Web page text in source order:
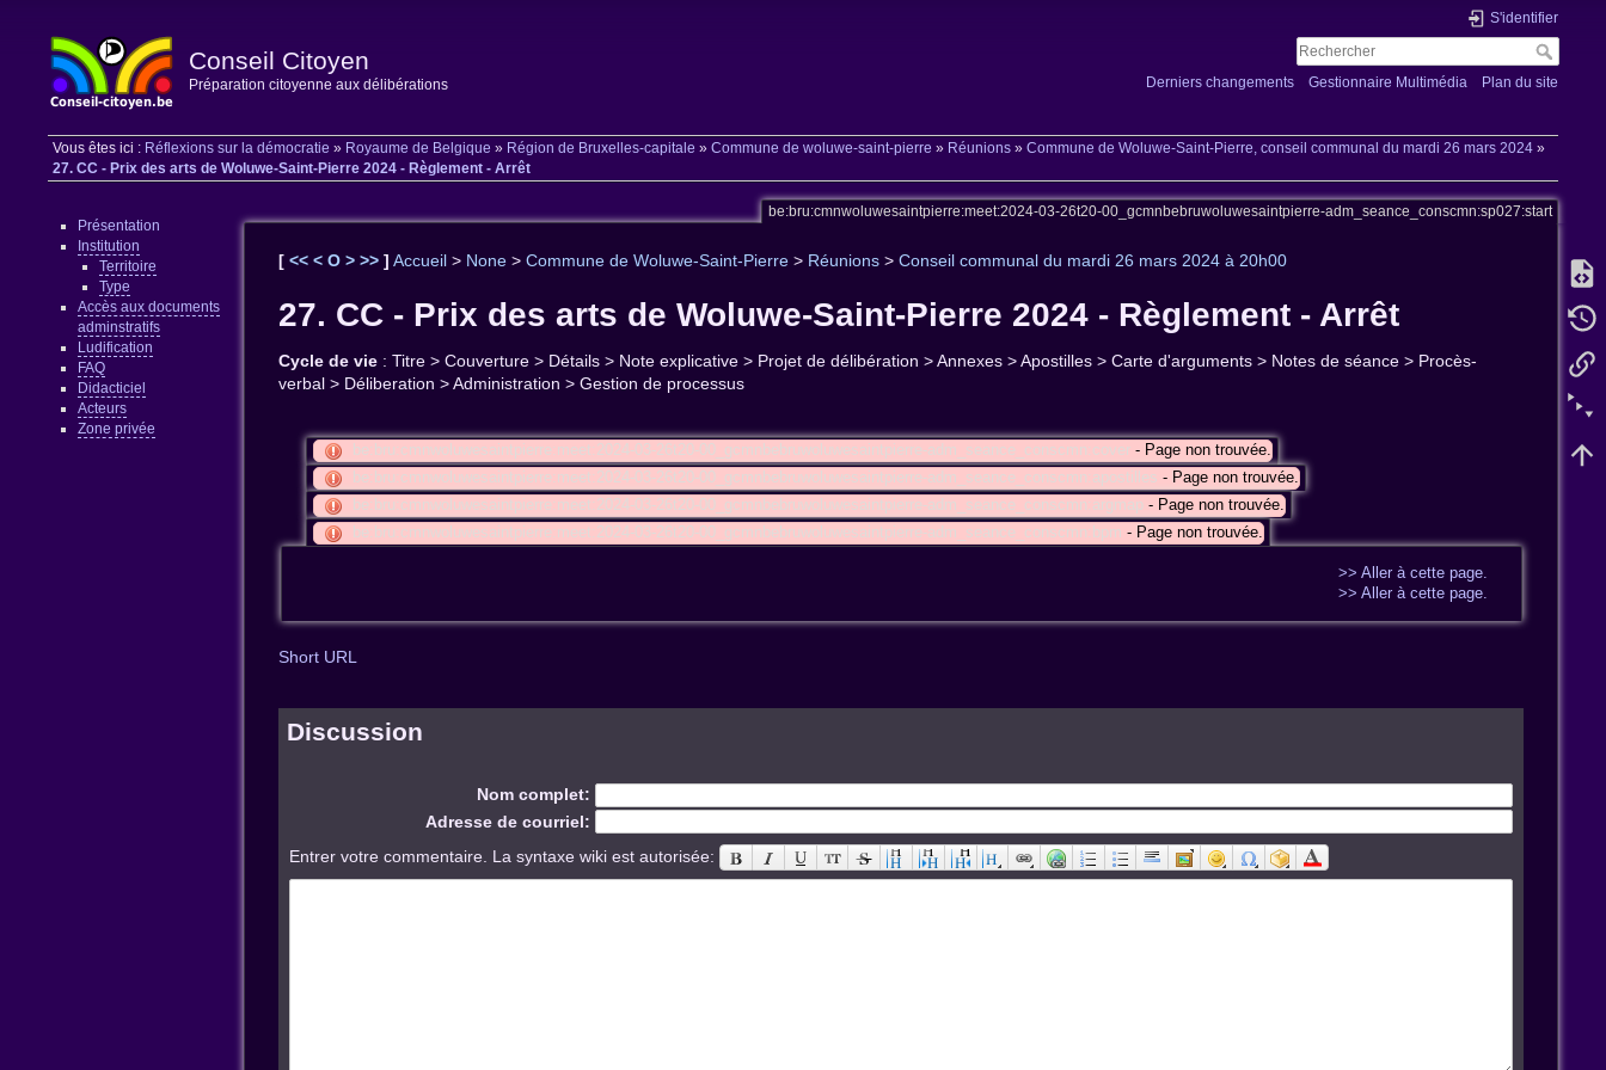
Conseil Citoyen
Préparation citoyenne aux délibérations
S'identifier
Derniers changements Gestionnaire Multimédia Plan du site
Vous êtes ici : Réflexions sur la démocratie » Royaume de Belgique » Région de Bruxelles-capitale »Commune de woluwe-saint-pierre » Réunions »Commune de Woluwe-Saint-Pierre, conseil communal du mardi 26 mars 2024 »
27. CC - Prix des arts de Woluwe-Saint-Pierre 2024 - Règlement - Arrêt
Présentation
Institution
Territoire
Type
Accès aux documents
adminstratifs
Ludification
FAQ
Didacticiel
Acteurs
Zone privée
be:bru:cmnwoluwesaintpierre:meet:2024-03-26t20-00_gcmnbebruwoluwesaintpierre-adm_seance_conscmn:sp027:start
[<<<O>>>] Accueil > None >Commune de Woluwe-Saint-Pierre > Réunions >Conseil communal du mardi 26 mars 2024 à 20h00
27. CC - Prix des arts de Woluwe-Saint-Pierre 2024 - Règlement - Arrêt
Cycle de vie : Titre > Couverture > Détails > Note explicative > Projet de délibération > Annexes > Apostilles > Carte d'arguments > Notes de séance > Procès-
verbal > Déliberation > Administration > Gestion de processus
be:bru:cmnwoluwesaintpierre:meet:2024-03-26t20-00_gcmnbebruwoluwesaintpierre-adm_seance_conscmn:cover- Page non trouvée.
be:bru:cmnwoluwesaintpierre:meet:2024-03-26t20-00_gcmnbebruwoluwesaintpierre-adm_seance_conscmn:apostilles - Page non trouvée.
be:bru:cmnwoluwesaintpierre:meet:2024-03-26t20-00_gcmnbebruwoluwesaintpierre-adm_seance_conscmn:argmap - Page non trouvée.
be:bru:cmnwoluwesaintpierre:meet:2024-03-26t20-00_gcmnbebruwoluwesaintpierre-adm_seance_conscmn:bpm - Page non trouvée.
>> Aller à cette page.
>> Aller à cette page.
Short URL
Discussion
Nom complet:
Adresse de courriel:
Entrer votre commentaire. La syntaxe wiki est autorisée: